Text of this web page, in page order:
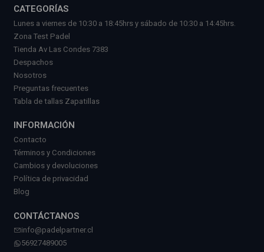
CATEGORÍAS
Lunes a viernes de 10:30 a 18:45hrs y sábado de 10:30 a 14:45hrs.
Zona Test Padel
Tienda Av Las Condes 7383
Despachos
Nosotros
Preguntas frecuentes
Tabla de tallas Zapatillas
INFORMACIÓN
Contacto
Términos y Condiciones
Cambios y devoluciones
Política de privacidad
Blog
CONTÁCTANOS
info@padelpartner.cl
56927489005